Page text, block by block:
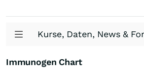
Kurse, Daten, News &
Immunogen Chart